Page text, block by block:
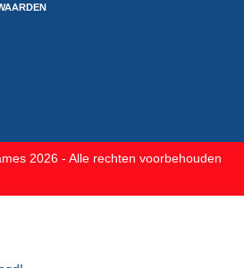
2026 - Alle rechten voorbehouden